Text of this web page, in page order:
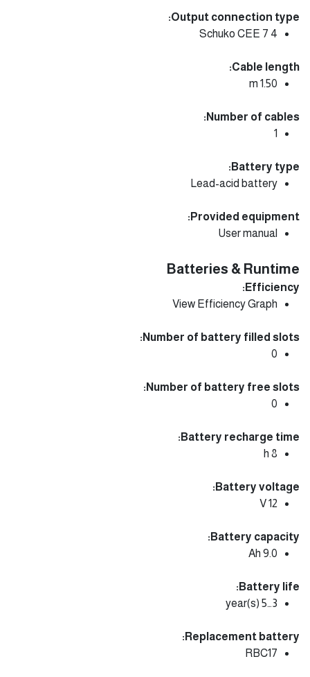
Output connection type:
4 Schuko CEE 7
Cable length:
1.50 m
Number of cables:
1
Battery type:
Lead-acid battery
Provided equipment:
User manual
Batteries & Runtime
Efficiency:
View Efficiency Graph
Number of battery filled slots:
0
Number of battery free slots:
0
Battery recharge time:
8 h
Battery voltage:
12 V
Battery capacity:
9.0 Ah
Battery life:
3…5 year(s)
Replacement battery:
RBC17